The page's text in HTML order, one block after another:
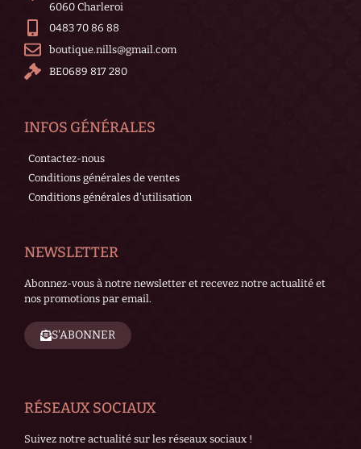
6060 Charleroi
0483 70 86 88
boutique.nills@gmail.com
BE0689 817 280
INFOS GÉNÉRALES
Contactez-nous
Conditions générales de ventes
Conditions générales d'utilisation
NEWSLETTER
Abonnez-vous à notre newsletter et recevez notre actualité et
nos promotions par email.
S'ABONNER
RÉSEAUX SOCIAUX
Suivez notre actualité sur les réseaux sociaux !